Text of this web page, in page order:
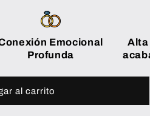
Emocional
Profunda
Alta
al carrito